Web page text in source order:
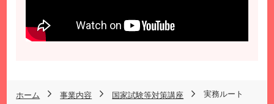
ホーム 事業内容 国家試験等対策講座 実務ルート